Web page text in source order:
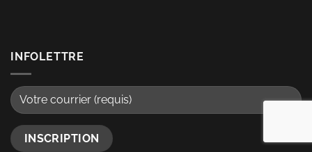
INFOLETTRE